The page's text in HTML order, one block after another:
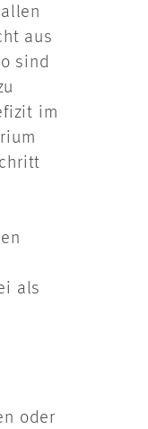
aus
sind
im
als
oder